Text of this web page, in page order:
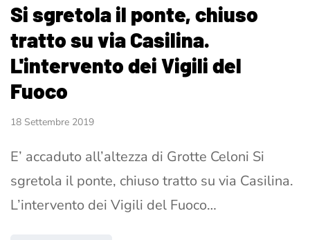
Si sgretola il ponte, chiuso
tratto su via Casilina.
L'intervento dei Vigili del
Fuoco
18 Settembre 2019
E’ accaduto all’altezza di Grotte Celoni Si
sgretola il ponte, chiuso tratto su via Casilina.
L’intervento dei Vigili del Fuoco…